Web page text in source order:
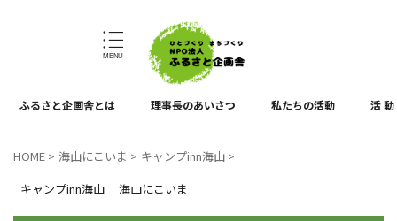
ふるさと企画舎とは 理事長のあいさつ 私たちの活動 活 動
HOME > 海山にこいま > キャンプinn海山 >
キャンプinn海山
海山にこいま